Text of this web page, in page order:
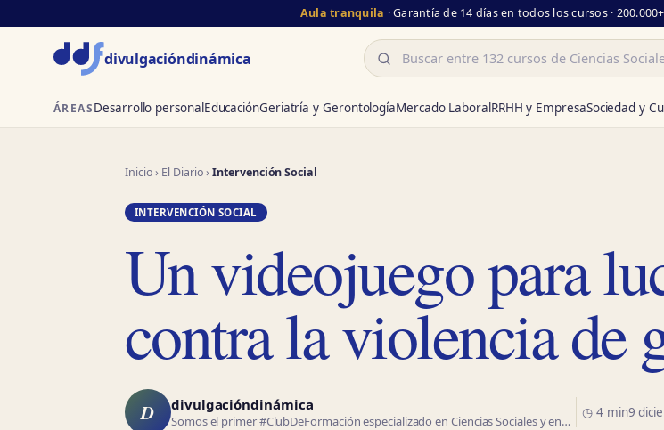
Aula tranquila · Garantía de 14 días en todos los cursos ·
divulgacióndinámica Buscar
ÁREASDesarrollo personalEducaciónGeriatría y GerontologíaMercado LaboralRRHH y EmpresaSociedad y
Inicio› El Diario›Intervención Social
INTERVENCIÓN SOCIAL
Un videojuego para
contra la violencia de
D divulgacióndinámica
Somos el primer #ClubDeFormación especializado en Ciencias Sociales y en…
◷ 4 min9